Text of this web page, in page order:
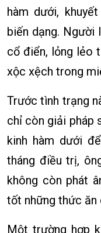
hàm dưới,
biến dạng. Người
cổ điển, lỏng lẻo
xộc xệch trong
Trước tình trạng
chỉ còn giải pháp
kinh hàm dưới
tháng điều trị,
không còn phát
tốt những thức ăn
Một trường hợp